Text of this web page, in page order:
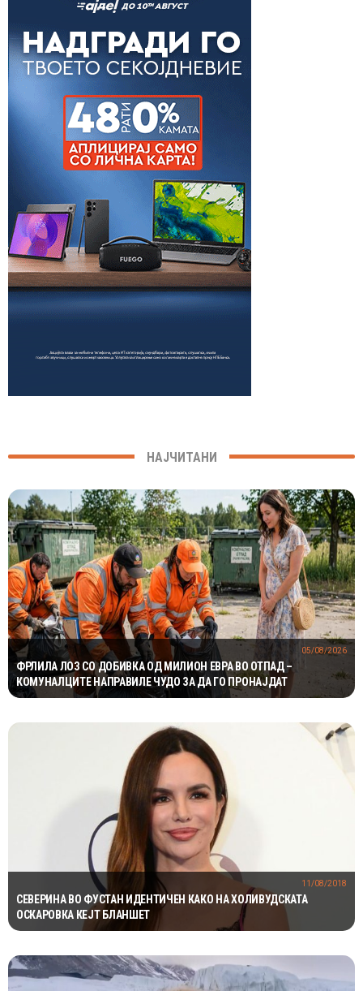
НАЈЧИТАНИ
ФРЛИЛА ЛОЗ СО ДОБИВКА ОД МИЛИОН ЕВРА ВО ОТПАД –
КОМУНАЛЦИТЕ НАПРАВИЛЕ ЧУДО ЗА ДА ГО ПРОНАЈДАТ
05/08/2026
СЕВЕРИНА ВО ФУСТАН ИДЕНТИЧЕН КАКО НА ХОЛИВУДСКАТА
ОСКАРОВКА КЕЈТ БЛАНШЕТ
11/08/2018